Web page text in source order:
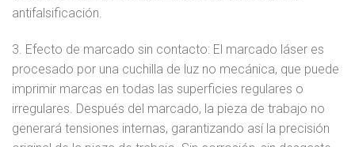
antifalsificación.
3. Efecto de marcado sin contacto: El marcado láser es
procesado por una cuchilla de luz no mecánica, que puede
imprimir marcas en todas las superficies regulares o
irregulares. Después del marcado, la pieza de trabajo no
generará tensiones internas, garantizando así la precisión